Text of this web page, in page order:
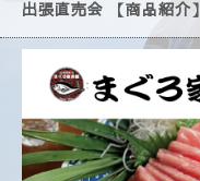
出張直売会 【商品紹介】